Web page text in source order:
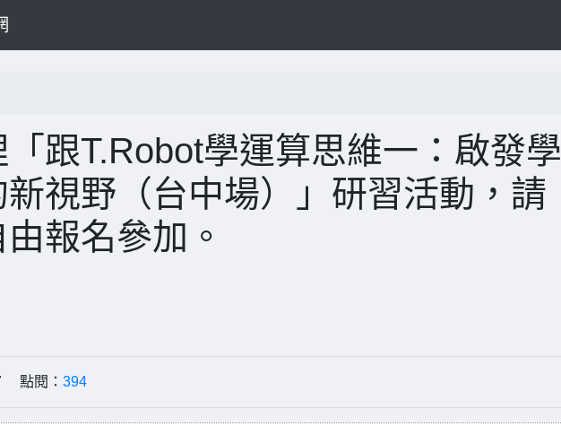
跟T.Robot學運算思維一：啟發學
視野（台中場）」研習活動，請
報名參加。
點閱： 394